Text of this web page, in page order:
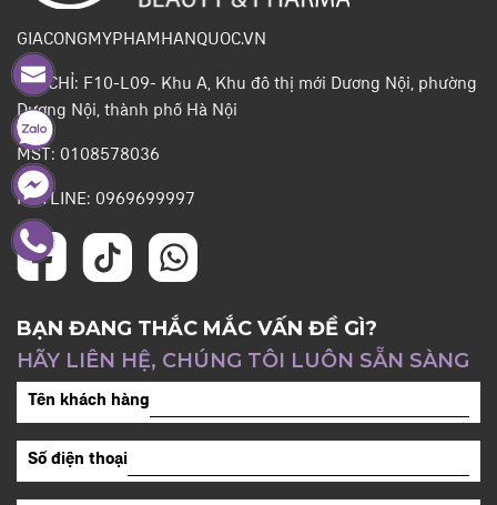
GIACONGMYPHAMHANQUOC.VN
ĐỊA CHỈ: F10-L09- Khu A, Khu đô thị mới Dương Nội, phường
Dương Nội, thành phố Hà Nội
MST: 0108578036
HOTLINE: 0969699997
BẠN ĐANG THẮC MẮC VẤN ĐỀ GÌ?
HÃY LIÊN HỆ, CHÚNG TÔI LUÔN SẴN SÀNG
Tên khách hàng
Số điện thoại